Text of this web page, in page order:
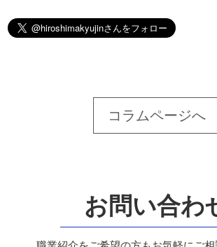
コラムページへ
お問い合わ